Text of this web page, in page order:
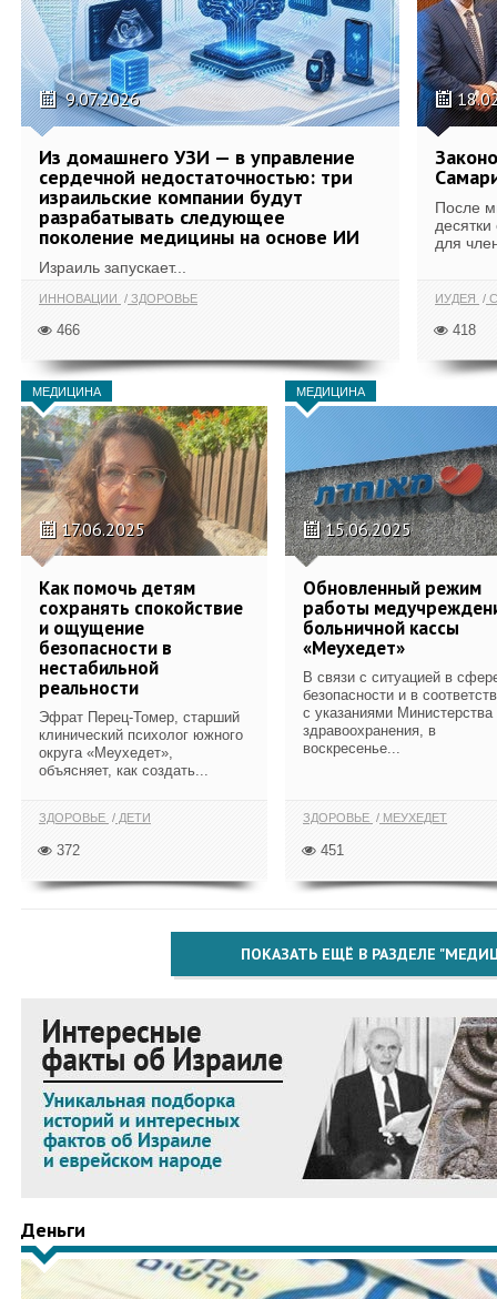
9.07.2026
Из домашнего УЗИ — в управление
сердечной недостаточностью: три
израильские компании будут
разрабатывать следующее
поколение медицины на основе ИИ
Израиль запускает...
ИННОВАЦИИ ЗДОРОВЬЕ
466
После
для
ИУДЕЯ
418
МЕДИЦИНА
17.06.2025
Как помочь детям
сохранять спокойствие
и ощущение
безопасности в
нестабильной
реальности
Эфрат Перец-Томер, старший
клинический психолог южного
округа «Меухедет»,
объясняет, как создать...
ЗДОРОВЬЕ ДЕТИ
372
МЕДИЦИНА
15.06.2025
Обновленный режим
работы
больничной кассы
«Меухедет»
В связи с ситуацией в
безопасности и в
с указаниями Министерства
здравоохранения, в
воскресенье...
ЗДОРОВЬЕ МЕУХЕДЕТ
451
ПОКАЗАТЬ ЕЩЁ В РАЗДЕЛЕ
Деньги